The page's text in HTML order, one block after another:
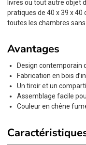
livres ou tout autre objet
pratiques de 40 x 39 x 40
toutes les chambres
Avantages
Design contemporain
Fabrication en bois
Un tiroir et un
Assemblage facile
Couleur en chêne